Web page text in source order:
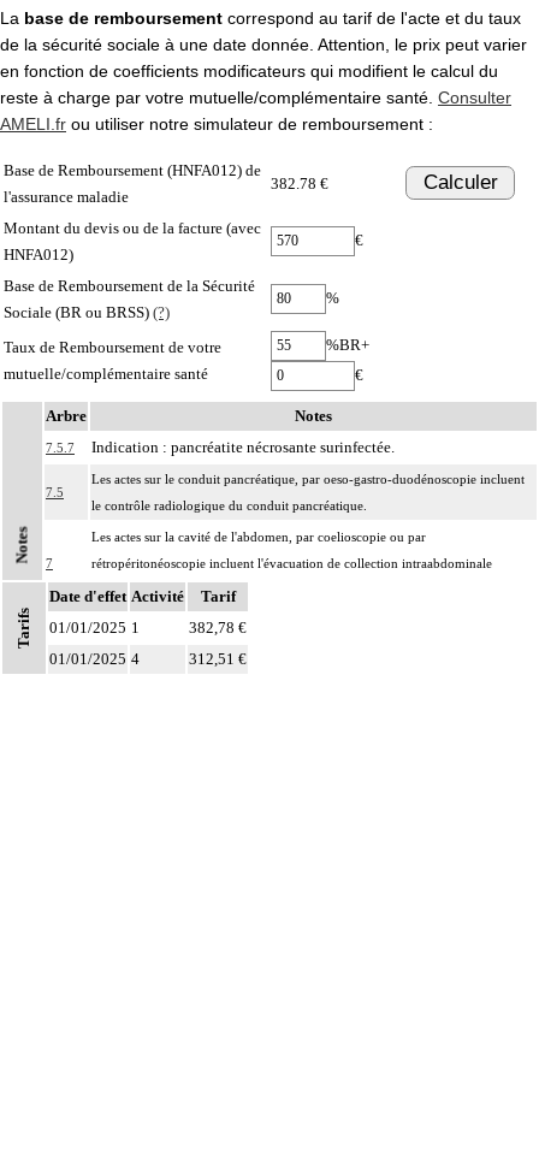
La base de remboursement correspond au tarif de l'acte et du taux
de la sécurité sociale à une date donnée. Attention, le prix peut varier
en fonction de coefficients modificateurs qui modifient le calcul du
reste à charge par votre mutuelle/complémentaire santé. Consulter
AMELI.fr ou utiliser notre simulateur de remboursement :
Base de Remboursement (HNFA012) de
l'assurance maladie
382.78 € Calculer
Montant du devis ou de la facture (avec
HNFA012)
€
Base de Remboursement de la Sécurité
Sociale (BR ou BRSS) (?)
%
Taux de Remboursement de votre
mutuelle/complémentaire santé
%BR+
€
Notes
Arbre Notes
7.5.7 Indication : pancréatite nécrosante surinfectée.
7.5
Les actes sur le conduit pancréatique, par oeso-gastro-duodénoscopie incluent
le contrôle radiologique du conduit pancréatique.
7
Les actes sur la cavité de l'abdomen, par coelioscopie ou par
rétropéritonéoscopie incluent l'évacuation de collection intraabdominale
associée, la toilette péritonéale et/ou la pose de drain.
Les actes sur la cavité de l'abdomen, par abord direct incluent l'évacuation de
Tarifs
Date d'effet Activité
Tarif
01/01/2025 1
382,78 €
01/01/2025 4 312,51 €